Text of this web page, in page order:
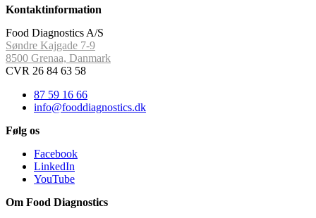
Kontaktinformation
Food Diagnostics A/S
Søndre Kajgade 7-9
8500 Grenaa, Danmark
CVR 26 84 63 58
87 59 16 66
info@fooddiagnostics.dk
Følg os
Facebook
LinkedIn
YouTube
Om Food Diagnostics